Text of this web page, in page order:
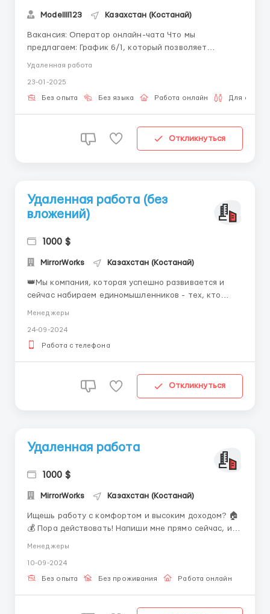
Modellll123 Казахстан (Костанай)
Вакансия: Оператор онлайн-чата Что мы
предлагаем: График 6/1, который позволяет
распределять время эффективно. Удаленная работа
заработка в личном кабинете. Выплаты точно в
срок и бонусы за хорошую работу. Обучение и
Удаленная работа
23-01-2025
Без опыта Без языка Работа онлайн Для
Откликнуться
Удаленная работа (без
вложений)
1000 $
MirrorWorks Казахстан (Костанай)
👑Мы компания, которая успешно развивается и
сейчас набираем единомышленников - тех, кто
ТЕКСТОВОМ ФОРМАТЕ)💥 💞Требования к
кандидатам: 1) Наличие ПК/ноутбука со стабильным
Менеджеры
24-09-2024
Работа с телефона
Откликнуться
Удаленная работа
1000 $
MirrorWorks Казахстан (Костанай)
Ищешь работу с комфортом и высоким доходом? 🏠
💰 Пора действовать! Напиши мне прямо сейчас, и
Влияние на свой заработок 📌 Возможности
карьерного роста 📌 Оплачиваемая стажировка и
Менеджеры
10-09-2024
Без опыта Без проживания Работа онлайн